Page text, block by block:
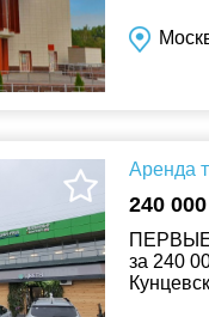
Аренда
240
ПЕРВЫЕ
за 240